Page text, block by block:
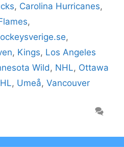
, Carolina Hurricanes,
,
,
, Kings, Los Angeles
Wild , NHL, Ottawa
, Umeå, Vancouver